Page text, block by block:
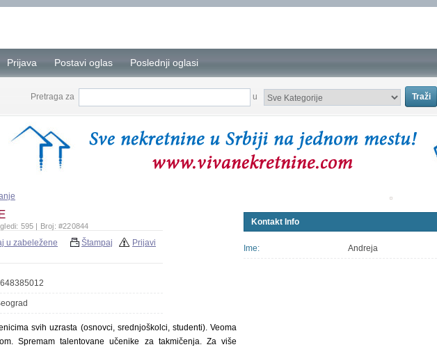
Prijava Postavi oglas Poslednji oglasi
Pretraga za u
595 | Broj: #220844
u zabeležene Štampaj
Prijavi
svih uzrasta (osnovci, srednjoškolci, studenti). Veoma
Spremam talentovane učenike za takmičenja. Za više
Kontakt Info
Ime: Andreja